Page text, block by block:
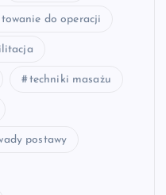
do operacji
techniki masażu
postawy